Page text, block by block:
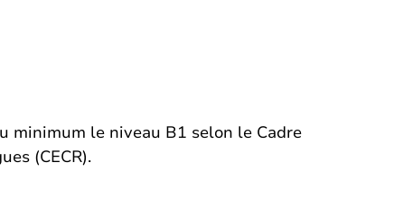
minimum le niveau B1 selon le Cadre
(CECR).